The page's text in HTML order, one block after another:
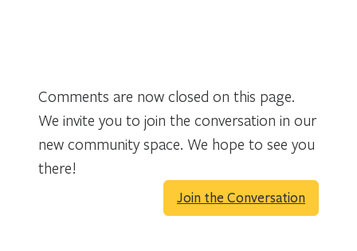
Comments are now closed on this page.
We invite you to join the conversation in our
new community space. We hope to see you
there!
Join the Conversation